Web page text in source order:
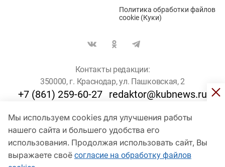
Мы используем cookies для улучшения работы
нашего сайта и большего удобства его
использования. Продолжая использовать сайт, Вы
выражаете своё согласие на обработку файлов
Политика обработки файлов
cookie (Куки)
Контакты редакции:
350000, г. Краснодар, ул. Пашковская, 2
+7 (861) 259-60-27 redaktor@kubnews.ru
Для пользователей старше 16 лет
© Кубанские Новости, 2017
Сетевое издание «kubnews» зарегистрировано Федеральной
службой по надзору в сфере связи, информационных технологий